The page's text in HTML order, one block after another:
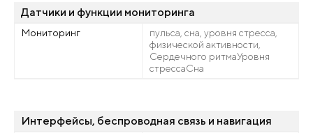
Датчики и функции мониторинга
Мониторинг
пульса, сна, уровня стресса,
физической активности,
Сердечного ритмаУровня
стрессаСна
Интерфейсы, беспроводная связь и навигация